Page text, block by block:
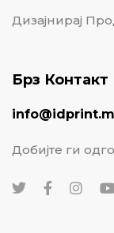
Дизајнирај
Брз Контакт
Добијте ги